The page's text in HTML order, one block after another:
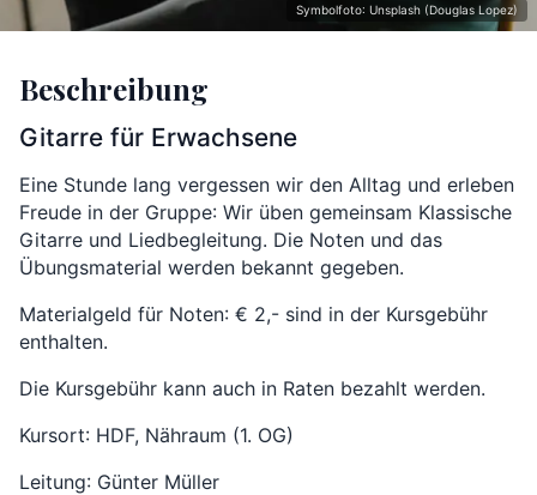
Symbolfoto: Unsplash (Douglas Lopez)
Beschreibung
Gitarre für Erwachsene
Eine Stunde lang vergessen wir den Alltag und erleben
Freude in der Gruppe: Wir üben gemeinsam Klassische
Gitarre und Liedbegleitung. Die Noten und das
Übungsmaterial werden bekannt gegeben.
Materialgeld für Noten: € 2,- sind in der Kursgebühr
enthalten.
Die Kursgebühr kann auch in Raten bezahlt werden.
Kursort: HDF, Nähraum (1. OG)
Leitung: Günter Müller